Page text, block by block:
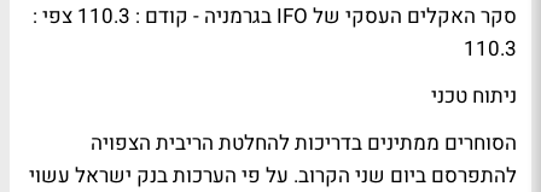
סקר האקלים העסקי של IFO בגרמניה - קודם : 110.3 צפי :
110.3
ניתוח טכני
הסוחרים ממתינים בדריכות להחלטת הריבית הצפויה
להתפרסם ביום שני הקרוב. על פי הערכות בנק ישראל עשוי